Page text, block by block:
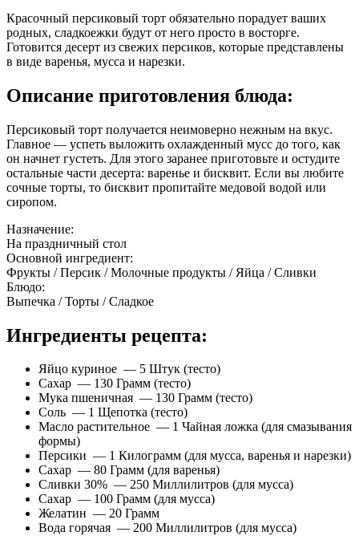
Красочный персиковый торт обязательно порадует ваших
родных, сладкоежки будут от него просто в восторге.
Готовится десерт из свежих персиков, которые представлены
в виде варенья, мусса и нарезки.
Описание приготовления блюда:
Персиковый торт получается неимоверно нежным на вкус.
Главное — успеть выложить охлажденный мусс до того, как
он начнет густеть. Для этого заранее приготовьте и остудите
остальные части десерта: варенье и бисквит. Если вы любите
сочные торты, то бисквит пропитайте медовой водой или
сиропом.
Назначение:
На праздничный стол
Основной ингредиент:
Фрукты / Персик / Молочные продукты / Яйца / Сливки
Блюдо:
Выпечка / Торты / Сладкое
Ингредиенты рецепта:
Яйцо куриное — 5 Штук (тесто)
Сахар — 130 Грамм (тесто)
Мука пшеничная — 130 Грамм (тесто)
Соль — 1 Щепотка (тесто)
Масло растительное — 1 Чайная ложка (для смазывания
формы)
Персики — 1 Килограмм (для мусса, варенья и нарезки)
Сахар — 80 Грамм (для варенья)
Сливки 30% — 250 Миллилитров (для мусса)
Сахар — 100 Грамм (для мусса)
Желатин — 20 Грамм
Вода горячая — 200 Миллилитров (для мусса)